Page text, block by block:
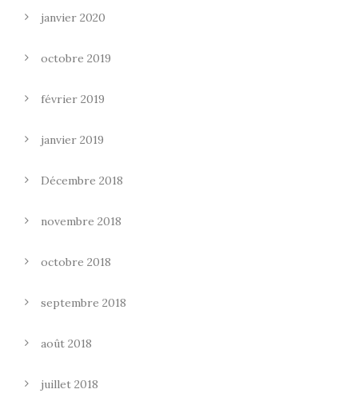
janvier 2020
octobre 2019
février 2019
janvier 2019
Décembre 2018
novembre 2018
octobre 2018
septembre 2018
août 2018
juillet 2018